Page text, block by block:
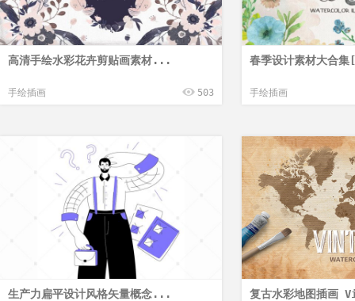
高清手绘水彩花卉剪贴画素材...
手绘插画 503
春季设计素材大合
手绘插画
生产力扁平设计风格矢量概念... 复古水彩地图插画